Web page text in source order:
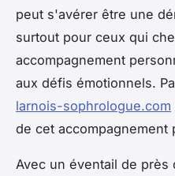
peut s'avérer être une
surtout pour ceux qui
accompagnement
aux défis émotionnels.
larnois-sophrologue.com
de cet accompagnement
Avec un éventail de